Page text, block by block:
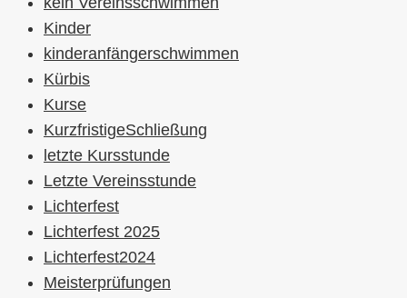
Kinder
kinderanfängerschwimmen
Kürbis
Kurse
KurzfristigeSchließung
letzte Kursstunde
Letzte Vereinsstunde
Lichterfest
Lichterfest 2025
Lichterfest2024
Meisterprüfungen